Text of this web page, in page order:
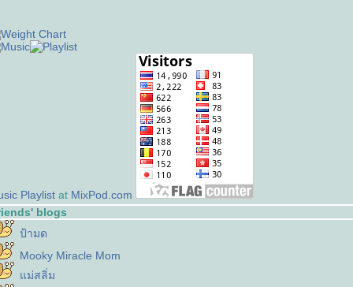
Playlist at MixPod.com
blogs
ป้ามด
Mooky Miracle Mom
ม่สลิ่ม